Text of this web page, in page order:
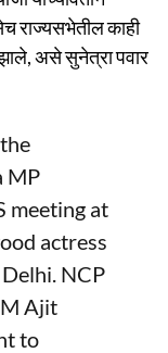
राज्यसभेतील काही
असे सुनेत्रा पवार
MP
meeting at
actress
NCP
Ajit
to